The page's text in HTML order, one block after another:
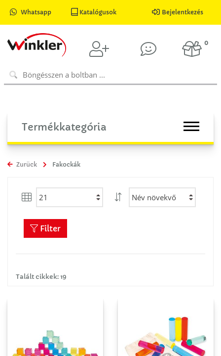
Whatsapp Katalógusok Bejelentkezés
0
Termékkategória
Zurück Fakockák
Talált cikkek: 19
Filter